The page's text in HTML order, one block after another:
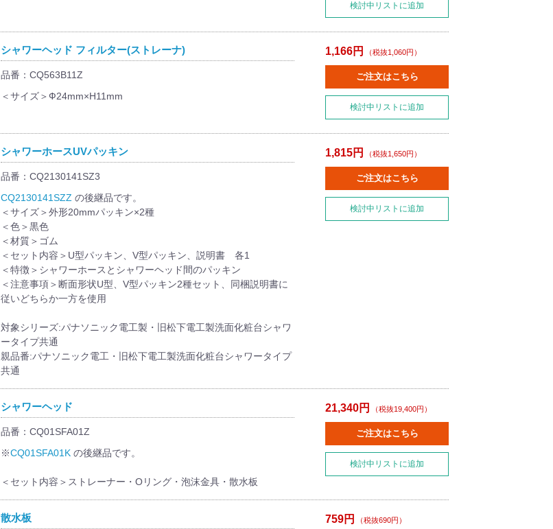
検討中リストに追加
シャワーヘッド フィルター(ストレーナ)
品番：CQ563B11Z
＜サイズ＞Ф24mm×H11mm
1,166円 （税抜1,060円）
ご注文はこちら
検討中リストに追加
シャワーホースUVパッキン
品番：CQ2130141SZ3
CQ2130141SZZ の後継品です。
＜サイズ＞外形20mmパッキン×2種
＜色＞黒色
＜材質＞ゴム
＜セット内容＞U型パッキン、V型パッキン、説明書 各1
＜特徴＞シャワーホースとシャワーヘッド間のパッキン
＜注意事項＞断面形状U型、V型パッキン2種セット、同梱説明書に
従いどちらか一方を使用
対象シリーズ:パナソニック電工製・旧松下電工製洗面化粧台シャワ
ータイプ共通
親品番:パナソニック電工・旧松下電工製洗面化粧台シャワータイプ
共通
1,815円 （税抜1,650円）
ご注文はこちら
検討中リストに追加
シャワーヘッド
品番：CQ01SFA01Z
※CQ01SFA01Kの後継品です。
＜セット内容＞ストレーナー・Oリング・泡沫金具・散水板
21,340円 （税抜19,400円）
ご注文はこちら
検討中リストに追加
散水板 759円 （税抜690円）